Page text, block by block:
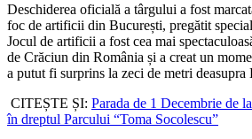
Deschiderea oficială a târgului a fost
foc de artificii din București, pregătit
Jocul de artificii a fost cea mai
de Crăciun din România și a creat un
a putut fi surprins la zeci de metri deasupra
CITEȘTE ȘI: Parada de 1 Decembrie de
în dreptul Parcului “Toma Socolescu”